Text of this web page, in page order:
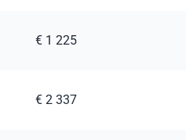
€ 1 225
€ 2 337